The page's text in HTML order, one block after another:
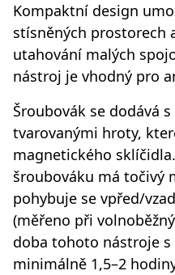
Kompaktní design
stísněných prostorech
utahování malých
nástroj je vhodný pro
Šroubovák se dodává
tvarovanými hroty,
magnetického
šroubováku má točivý
pohybuje se vpřed/
(měřeno při
doba tohoto nástroje
minimálně 1,5–2